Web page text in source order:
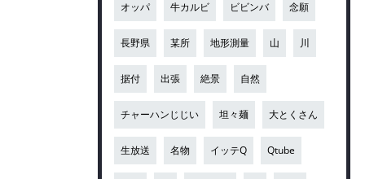
オッパ 牛カルビ ビビンバ 念願
長野県 某所 地形測量 山 川
据付 出張 絶景 自然
チャーハンじじい 坦々麺 大とくさん
生放送 名物 イッテQ Qtube